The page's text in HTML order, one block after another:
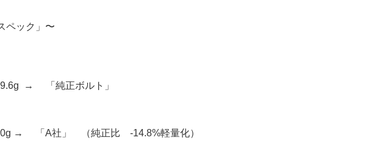
ペック」〜
→ 「純正ボルト」
→ 「A社」 （純正比 -14.8%軽量化）